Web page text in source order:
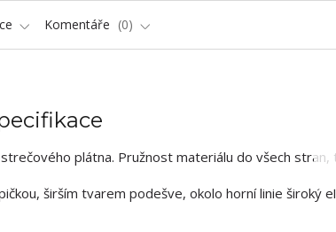
Komentáře 0
plátna. Pružnost materiálu do všech stran,
širším tvarem podešve, okolo horní linie široký